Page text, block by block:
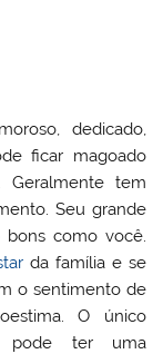
dedicado,
ficar magoado
Geralmente tem
Seu grande
bons como você.
da família e se
o sentimento de
O único
pode ter uma